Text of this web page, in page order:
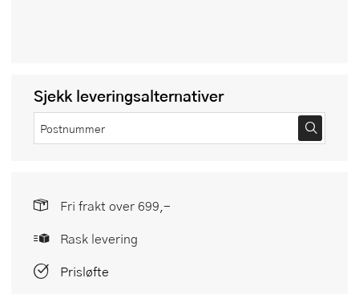
Sjekk leveringsalternativer
Fri frakt over 699,-
Rask levering
Prisløfte